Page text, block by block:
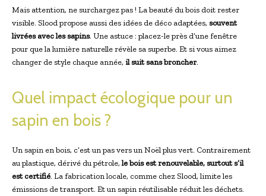
Mais attention, ne surchargez pas ! La beauté du bois doit rester
visible. Slood propose aussi des idées de déco adaptées, souvent
livrées avec les sapins. Une astuce : placez-le près d’une fenêtre
pour que la lumière naturelle révèle sa superbe. Et si vous aimez
changer de style chaque année, il suit sans broncher.
Quel impact écologique pour un
sapin en bois ?
Un sapin en bois, c’est un pas vers un Noël plus vert. Contrairement
au plastique, dérivé du pétrole,le bois est renouvelable, surtout s’il
est certifié. La fabrication locale, comme chez Slood, limite les
émissions de transport. Et un sapin réutilisable réduit les déchets.